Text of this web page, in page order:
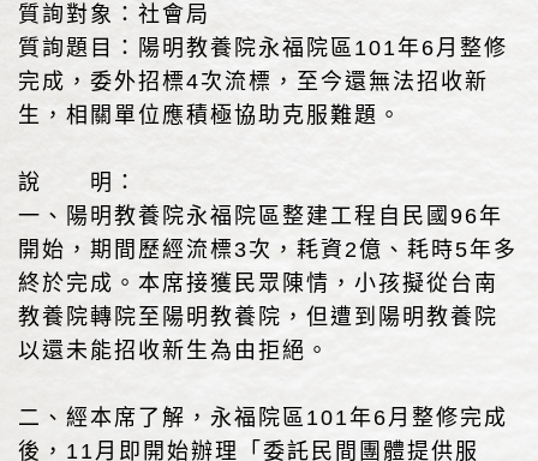
質詢對象：社會局
質詢題目：陽明教養院永福院區101年6月整修
完成，委外招標4次流標，至今還無法招收新
生，相關單位應積極協助克服難題。
說 明：
一、陽明教養院永福院區整建工程自民國96年
開始，期間歷經流標3次，耗資2億、耗時5年多
終於完成。本席接獲民眾陳情，小孩擬從台南
教養院轉院至陽明教養院，但遭到陽明教養院
以還未能招收新生為由拒絕。
二、經本席了解，永福院區101年6月整修完成
後，11月即開始辦理「委託民間團體提供服